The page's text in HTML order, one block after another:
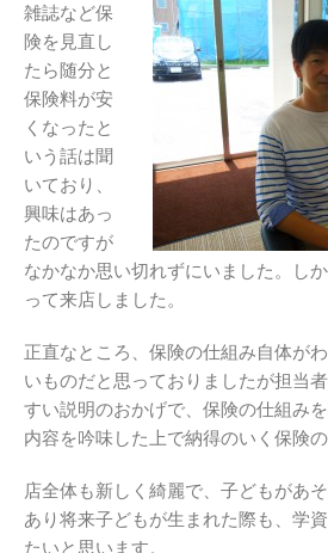
雑誌など保
険を見直し
たら随分と
保険料が安
くなったと
いう話は聞
いており、
興味はあっ
たのですが
なかなか思い切れずにいました。し
って来店しました。
正直なところ、保険の仕組み自体が
いものだと思っておりましたが担当
すい説明のおかげで、保険の仕組み
内容を吟味した上で納得のいく保険
店全体も新しく綺麗で、子どもがあ
あり将来子どもが生まれた際も、学
たいと思います。